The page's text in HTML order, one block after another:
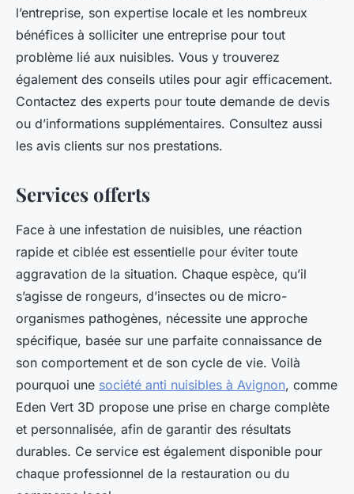
l’entreprise, son expertise locale et les nombreux
bénéfices à solliciter une entreprise pour tout
problème lié aux nuisibles. Vous y trouverez
également des conseils utiles pour agir efficacement.
Contactez des experts pour toute demande de devis
ou d’informations supplémentaires. Consultez aussi
les avis clients sur nos prestations.
Services offerts
Face à une infestation de nuisibles, une réaction
rapide et ciblée est essentielle pour éviter toute
aggravation de la situation. Chaque espèce, qu’il
s’agisse de rongeurs, d’insectes ou de micro-
organismes pathogènes, nécessite une approche
spécifique, basée sur une parfaite connaissance de
son comportement et de son cycle de vie. Voilà
pourquoi une société anti nuisibles à Avignon, comme
Eden Vert 3D propose une prise en charge complète
et personnalisée, afin de garantir des résultats
durables. Ce service est également disponible pour
chaque professionnel de la restauration ou du